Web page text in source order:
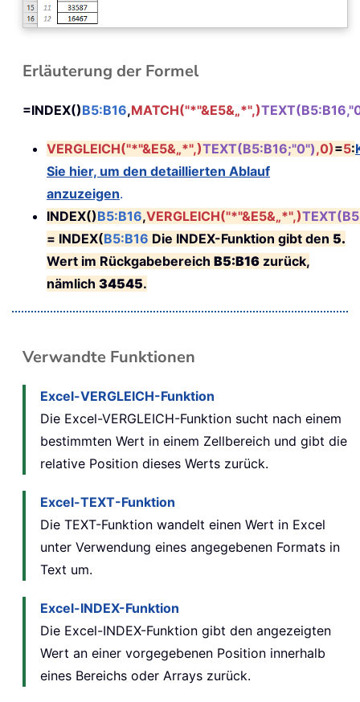
Erläuterung der Formel
=INDEX()B5:B16,MATCH("*"&E5&„*",)
VERGLEICH("*"&E5&„*",)TEXT(B5:B16;"0"),0)=5:
Sie hier, um den detaillierten Ablauf
anzuzeigen.
INDEX()B5:B16,VERGLEICH("*"&E5&„*",)
= INDEX(B5:B16 Die INDEX-Funktion gibt den 5.
Wert im Rückgabebereich B5:B16 zurück,
nämlich 34545.
Verwandte Funktionen
Excel-VERGLEICH-Funktion
Die Excel-VERGLEICH-Funktion sucht nach einem
bestimmten Wert in einem Zellbereich und gibt die
relative Position dieses Werts zurück.
Excel-TEXT-Funktion
Die TEXT-Funktion wandelt einen Wert in Excel
unter Verwendung eines angegebenen Formats in
Text um.
Excel-INDEX-Funktion
Die Excel-INDEX-Funktion gibt den angezeigten
Wert an einer vorgegebenen Position innerhalb
eines Bereichs oder Arrays zurück.